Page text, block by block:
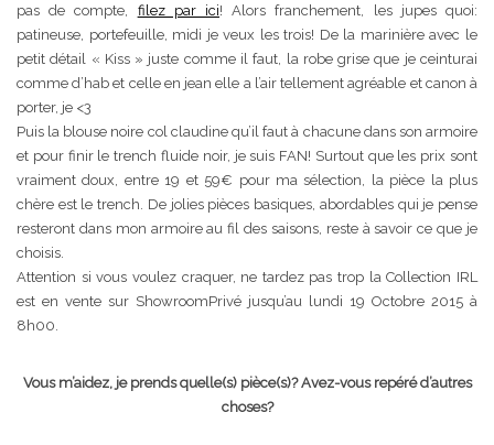
pas de compte, filez par ici! Alors franchement, les jupes quoi:
patineuse, portefeuille, midi je veux les trois! De la marinière avec le
petit détail « Kiss » juste comme il faut, la robe grise que je ceinturai
comme d’hab et celle en jean elle a l’air tellement agréable et canon à
porter, je <3
Puis la blouse noire col claudine qu’il faut à chacune dans son armoire
et pour finir le trench fluide noir, je suis FAN! Surtout que les prix sont
vraiment doux, entre 19 et 59€ pour ma sélection, la pièce la plus
chère est le trench. De jolies pièces basiques, abordables qui je pense
resteront dans mon armoire au fil des saisons, reste à savoir ce que je
choisis.
Attention si vous voulez craquer, ne tardez pas trop la Collection IRL
est en vente sur ShowroomPrivé jusqu’au lundi 19 Octobre 2015 à
8h00.
Vous m’aidez, je prends quelle(s) pièce(s)? Avez-vous repéré d’autres
choses?